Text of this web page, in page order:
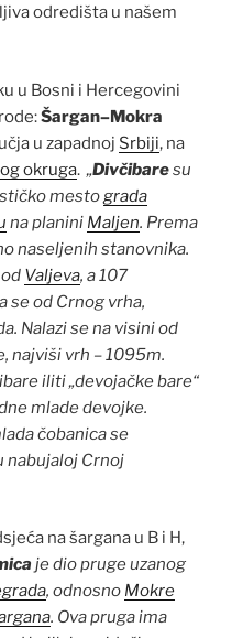
odredišta u našem
u Bosni i Hercegovini
Šargan–Mokra
u zapadnoj Srbiji, na
okruga.„Divčibaresu
mestograda
na planini Maljen. Prema
naseljenih stanovnika.
Valjeva, a 107
se od Crnog vrha,
Nalazi se na visini od
najviši vrh – 1095m.
iliti „devojačke bare“
mlade devojke.
čobanica se
nabujaloj Crnoj
na šargana u B i H,
je dio pruge uzanog
, odnosno Mokre
. Ova pruga ima